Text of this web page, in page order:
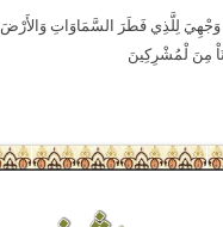
لِلَّذِي فَطَرَ السَّمَاوَاتِ وَالأَرْضَ
مِنَ لْمُشْرِكِينَ